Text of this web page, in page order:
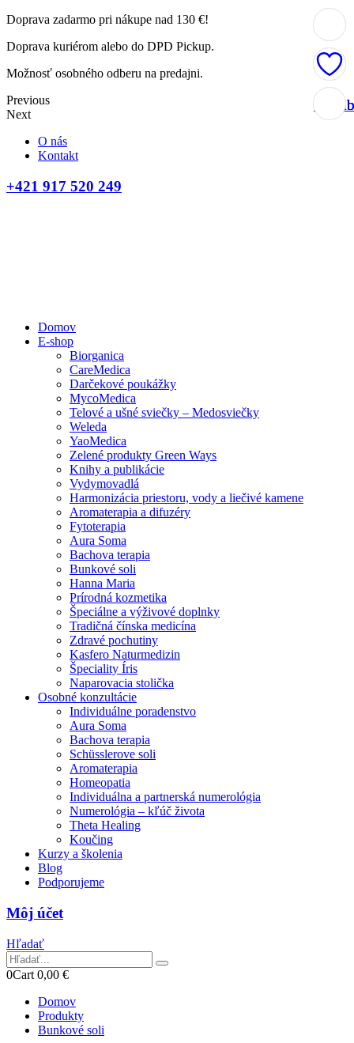
Doprava zadarmo pri nákupe nad 130 €!
Doprava kuriérom alebo do DPD Pickup.
Možnosť osobného odberu na predajni.
Previous
Next
O nás
Kontakt
+421 917 520 249
Domov
E-shop
Biorganica
CareMedica
Darčekové poukážky
MycoMedica
Telové a ušné sviečky – Medosviečky
Weleda
YaoMedica
Zelené produkty Green Ways
Knihy a publikácie
Vydymovadlá
Harmonizácia priestoru, vody a liečivé kamene
Aromaterapia a difuzéry
Fytoterapia
Aura Soma
Bachova terapia
Bunkové soli
Hanna Maria
Prírodná kozmetika
Špeciálne a výživové doplnky
Tradičná čínska medicína
Zdravé pochutiny
Kasfero Naturmedizin
Špeciality Íris
Naparovacia stolička
Osobné konzultácie
Individuálne poradenstvo
Aura Soma
Bachova terapia
Schüsslerove soli
Aromaterapia
Homeopatia
Individuálna a partnerská numerológia
Numerológia – kľúč života
Theta Healing
Koučing
Kurzy a školenia
Blog
Podporujeme
Môj účet
Hľadať
0Cart 0,00 €
Domov
Produkty
Bunkové soli